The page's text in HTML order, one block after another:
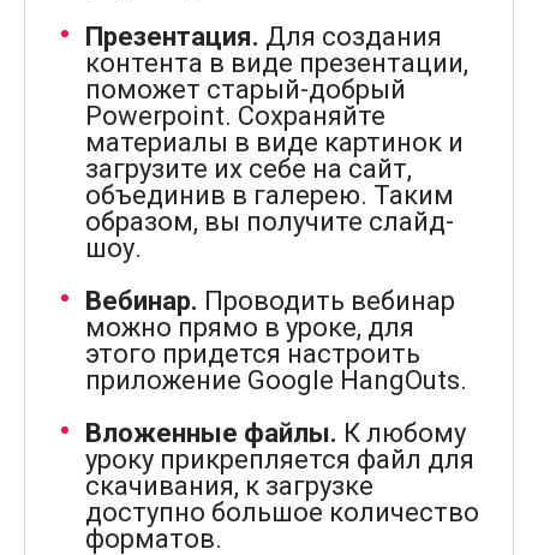
Презентация. Для создания
контента в виде презентации,
поможет старый-добрый
Powerpoint. Сохраняйте
материалы в виде картинок и
загрузите их себе на сайт,
объединив в галерею. Таким
образом, вы получите слайд-
шоу.
Вебинар. Проводить вебинар
можно прямо в уроке, для
этого придется настроить
приложение Google HangOuts.
Вложенные файлы. К любому
уроку прикрепляется файл для
скачивания, к загрузке
доступно большое количество
форматов.